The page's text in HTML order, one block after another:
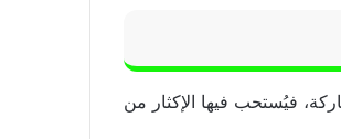
فيُستحب فيها الإكثار من